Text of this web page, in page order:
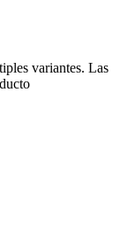
variantes. Las